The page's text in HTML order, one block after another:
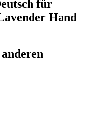
für
Hand